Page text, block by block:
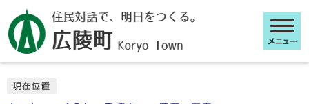
メニュー
現在位置